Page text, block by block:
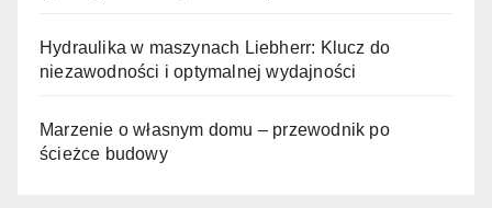
Hydraulika w maszynach Liebherr: Klucz do
niezawodności i optymalnej wydajności
Marzenie o własnym domu – przewodnik po
ścieżce budowy